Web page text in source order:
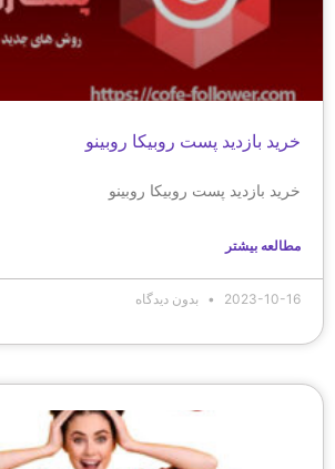
خرید بازدید پست روبیکا روبینو
خرید بازدید پست روبیکا روبینو
مطالعه بیشتر
2023-10-16 بدون دیدگاه